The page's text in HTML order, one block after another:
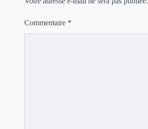
Commentaire *